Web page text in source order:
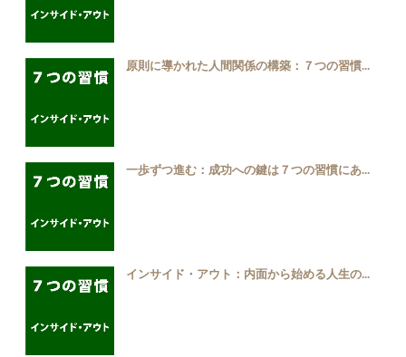
原則に導かれた人間関係の構築：７つの習慣...
一歩ずつ進む：成功への鍵は７つの習慣にあ...
インサイド・アウト：内面から始める人生の...